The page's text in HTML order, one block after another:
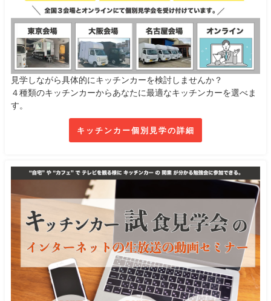
見学しながら具体的にキッチンカーを検討しませんか？
４種類のキッチンカーからあなたに最適なキッチンカーを選べま
す。
キッチンカー個別見学の詳細